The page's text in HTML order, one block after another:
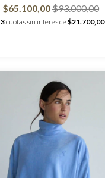
$65.100,00$93.000,00
3cuotas sin interés de$21.700,00